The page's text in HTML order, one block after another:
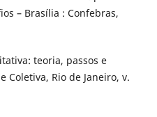
– Brasília : Confebras,
teoria, passos e
Coletiva, Rio de Janeiro, v.